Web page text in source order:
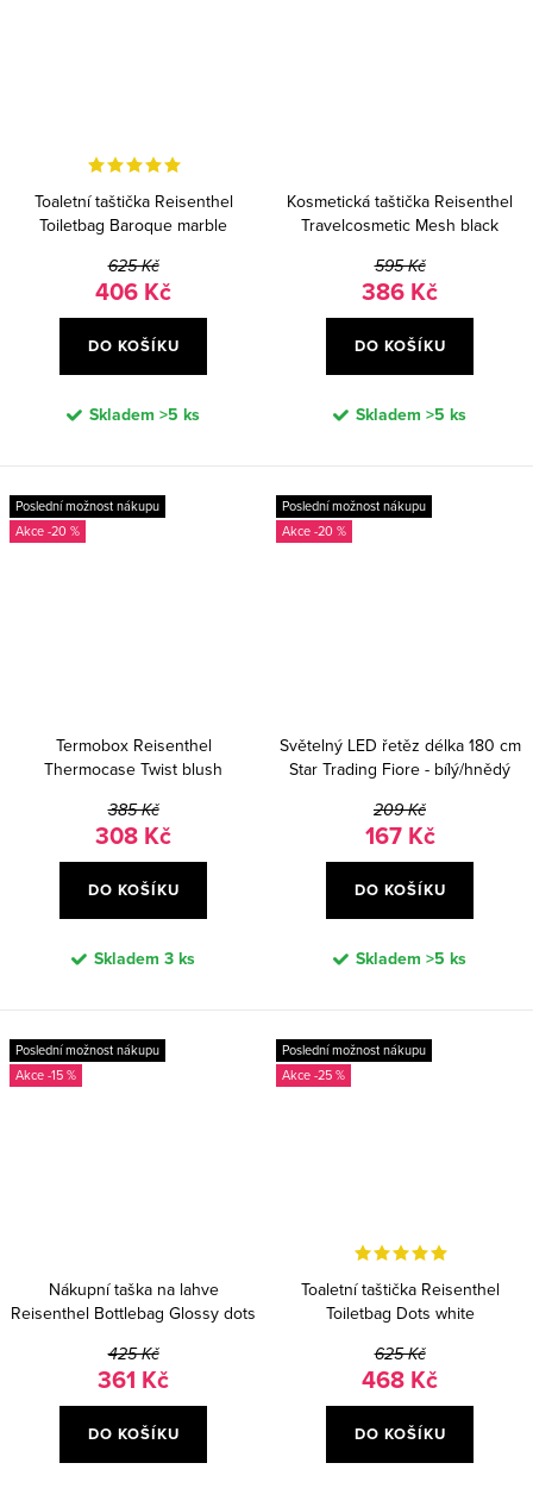
Toaletní taštička Reisenthel
Toiletbag Baroque marble
625 Kč
406 Kč
DO KOŠÍKU
Skladem >5 ks
Kosmetická taštička Reisenthel
Travelcosmetic Mesh black
595 Kč
386 Kč
DO KOŠÍKU
Skladem >5 ks
Poslední možnost nákupu
-20 %
Termobox Reisenthel
Thermocase Twist blush
385 Kč
308 Kč
DO KOŠÍKU
Skladem 3 ks
Poslední možnost nákupu
-20 %
Světelný LED řetěz délka 180 cm
Star Trading Fiore - bílý/hnědý
209 Kč
167 Kč
DO KOŠÍKU
Skladem >5 ks
Poslední možnost nákupu
-15 %
Nákupní taška na lahve
Reisenthel Bottlebag Glossy dots
425 Kč
361 Kč
DO KOŠÍKU
Poslední možnost nákupu
-25 %
Toaletní taštička Reisenthel
Toiletbag Dots white
625 Kč
468 Kč
DO KOŠÍKU